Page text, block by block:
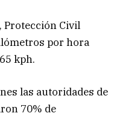
Protección Civil
por hora
kph.
las autoridades de
70% de